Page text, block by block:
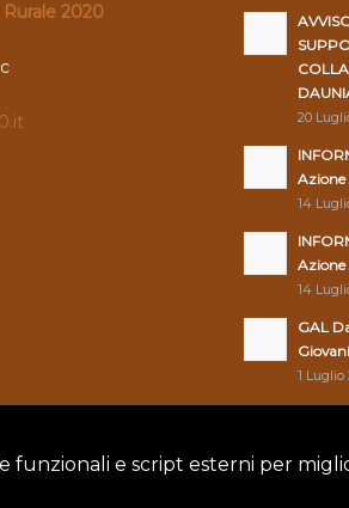
funzionali e script esterni per
2020
20
Azione
14
Azione
14
GAL
Giovani
1 Luglio
04128760719 |